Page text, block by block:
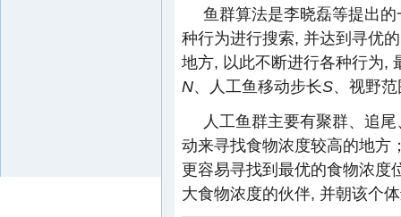
鱼群算法是李晓磊等提出
种行为进行搜索, 并达到寻优
地方, 以此不断进行各种行为,
N、人工鱼移动步长S、视野
人工鱼群主要有聚群、追
动来寻找食物浓度较高的地方
更容易寻找到最优的食物浓度
大食物浓度的伙伴, 并朝该个